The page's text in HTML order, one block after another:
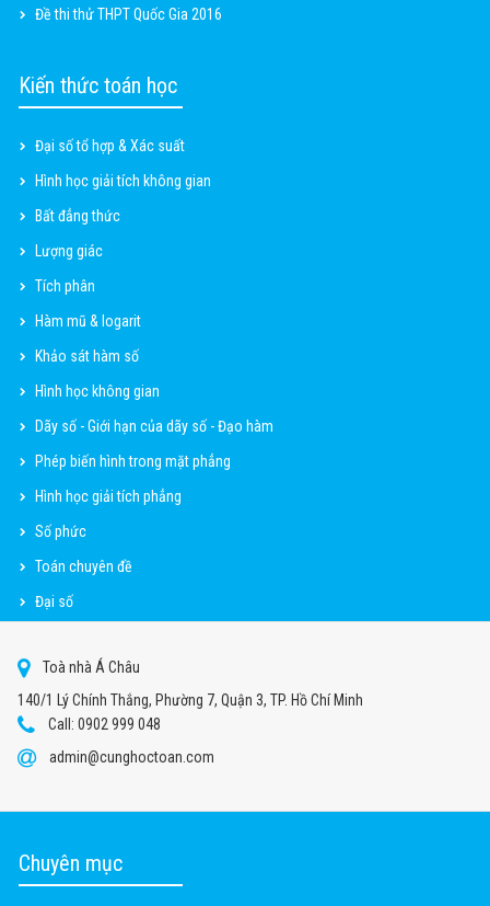
Đề thi thử THPT Quốc Gia 2016
Kiến thức toán học
Đại số tổ hợp & Xác suất
Hình học giải tích không gian
Bất đẳng thức
Lượng giác
Tích phân
Hàm mũ & logarit
Khảo sát hàm số
Hình học không gian
Dãy số - Giới hạn của dãy số - Đạo hàm
Phép biến hình trong mặt phẳng
Hình học giải tích phẳng
Số phức
Toán chuyên đề
Đại số
Toà nhà Á Châu
140/1 Lý Chính Thắng, Phường 7, Quận 3, TP. Hồ Chí Minh
Call: 0902 999 048
admin@cunghoctoan.com
Chuyên mục